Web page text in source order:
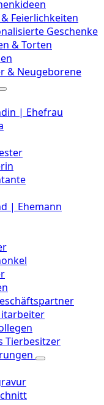
Feierlichkeiten
Geschenke
& Torten
& Neugeborene
| Ehefrau
| Ehemann
Tierbesitzer